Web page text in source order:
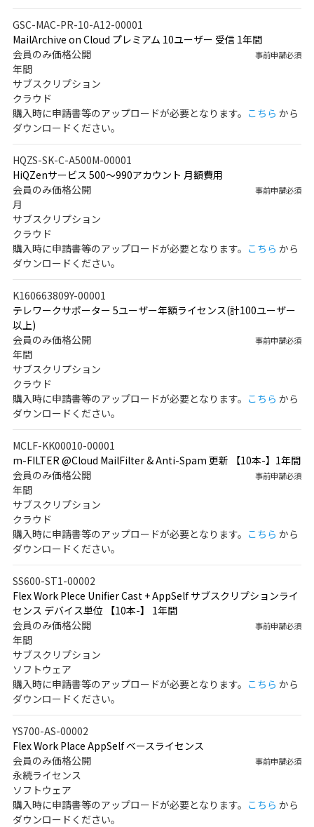
GSC-MAC-PR-10-A12-00001
MailArchive on Cloud プレミアム 10ユーザー 受信 1年間
会員のみ価格公開
事前申請必須
年間
サブスクリプション
クラウド
購入時に申請書等のアップロードが必要となります。 こちら から
ダウンロードください。
HQZS-SK-C-A500M-00001
HiQZenサービス 500～990アカウント 月額費用
会員のみ価格公開
事前申請必須
月
サブスクリプション
クラウド
購入時に申請書等のアップロードが必要となります。 こちら から
ダウンロードください。
K160663809Y-00001
テレワークサポーター 5ユーザー年額ライセンス(計100ユーザー
以上)
会員のみ価格公開
事前申請必須
年間
サブスクリプション
クラウド
購入時に申請書等のアップロードが必要となります。 こちら から
ダウンロードください。
MCLF-KK00010-00001
m-FILTER @Cloud MailFilter & Anti-Spam 更新 【10本-】1年間
会員のみ価格公開
事前申請必須
年間
サブスクリプション
クラウド
購入時に申請書等のアップロードが必要となります。 こちら から
ダウンロードください。
SS600-ST1-00002
Flex Work Plece Unifier Cast + AppSelf サブスクリプションライ
センス デバイス単位 【10本-】 1年間
会員のみ価格公開
事前申請必須
年間
サブスクリプション
ソフトウェア
購入時に申請書等のアップロードが必要となります。 こちら から
ダウンロードください。
YS700-AS-00002
Flex Work Place AppSelf ベースライセンス
会員のみ価格公開
事前申請必須
永続ライセンス
ソフトウェア
購入時に申請書等のアップロードが必要となります。 こちら から
ダウンロードください。